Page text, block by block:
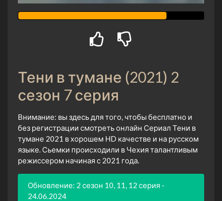
Тени в тумане (2021) 2
сезон 7 серия
Внимание: вы здесь для того, чтобы бесплатно и
без регистрации смотреть онлайн Сериал Тени в
тумане 2021 в хорошем HD качестве и на русском
языке. Сьемки происходили в Чехия талантливым
режиссером начиная с 2021 года.
Обновление: 2 сезон 10, 11, 12 серия -
24.06.2024